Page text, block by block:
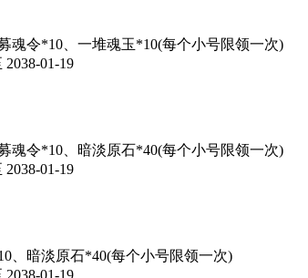
魂令*10、一堆魂玉*10(每个小号限领一次)
2038-01-19
魂令*10、暗淡原石*40(每个小号限领一次)
2038-01-19
、暗淡原石*40(每个小号限领一次)
2038-01-19